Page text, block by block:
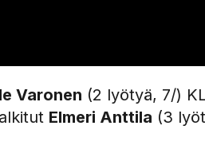
Varonen (2 lyötyä, 7/)
Elmeri Anttila (3